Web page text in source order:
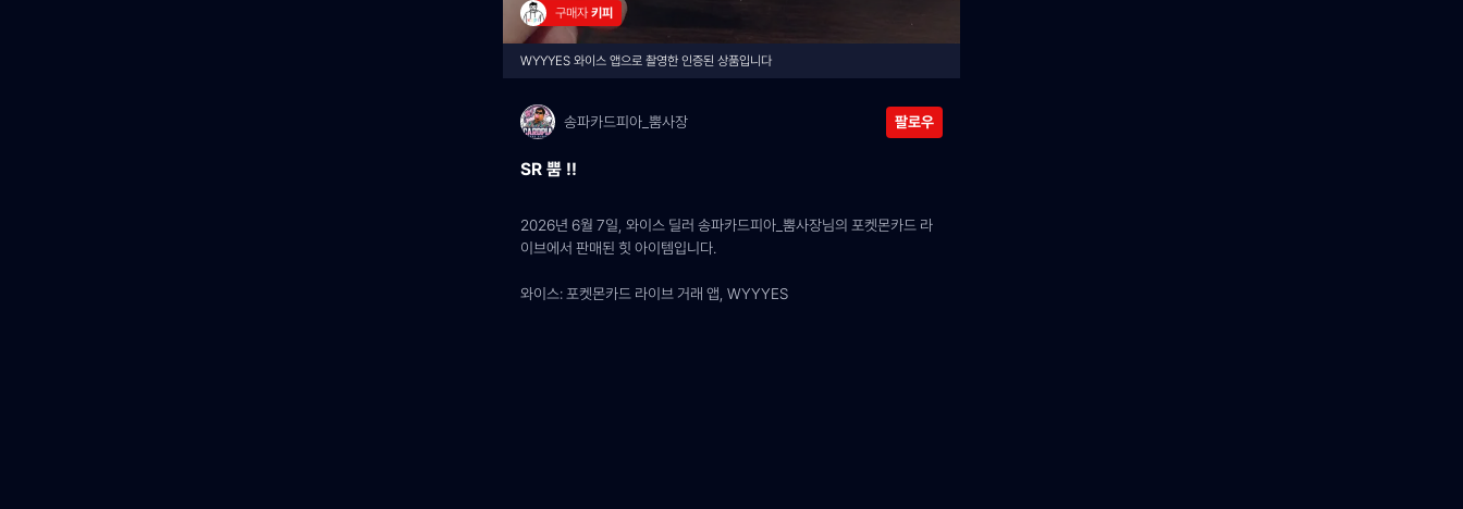
구매자 키피
WYYYES 와이스 앱으로 촬영한 인증된 상품입니다
송파카드피아_뿜사장 팔로우
SR 뿜 !!
2026년 6월 7일, 와이스 딜러 송파카드피아_뿜사장님의 포켓몬카드 라
이브에서 판매된 힛 아이템입니다.
와이스: 포켓몬카드 라이브 거래 앱, WYYYES